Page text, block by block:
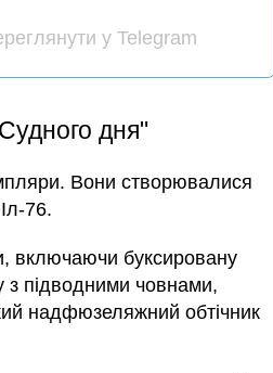
у Telegram
дня"
Вони створювалися
76.
включаючи буксировану
з підводними човнами,
надфюзеляжний обтічник